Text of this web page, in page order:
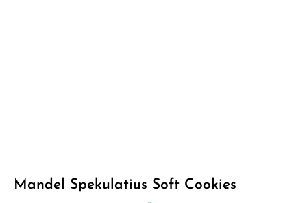
Mandel Spekulatius Soft Cookies